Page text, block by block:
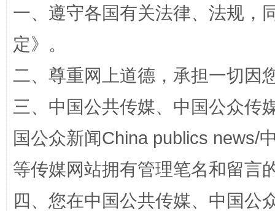
阿坝州三大球赛在茂县开幕 规模
一、遵守各国有关法律、法规，
定》。
二、尊重网上道德，承担一切因
三、中国公共传媒、中国公众传
国公众新闻China publics news/
等传媒网站拥有管理笔名和留言
四、您在中国公共传媒、中国公